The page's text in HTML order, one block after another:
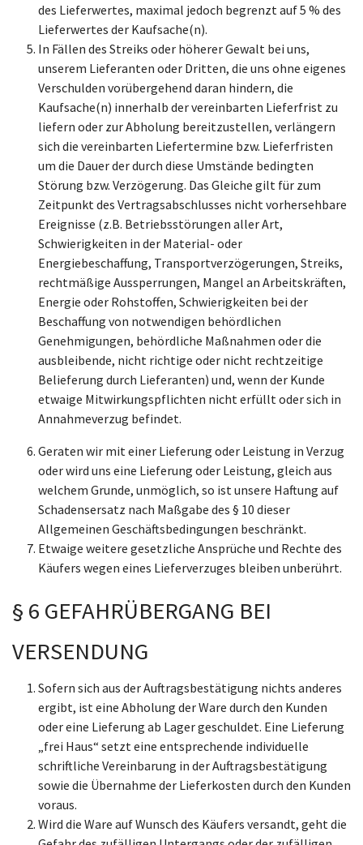
des Lieferwertes, maximal jedoch begrenzt auf 5 % des
Lieferwertes der Kaufsache(n).
In Fällen des Streiks oder höherer Gewalt bei uns,
unserem Lieferanten oder Dritten, die uns ohne eigenes
Verschulden vorübergehend daran hindern, die
Kaufsache(n) innerhalb der vereinbarten Lieferfrist zu
liefern oder zur Abholung bereitzustellen, verlängern
sich die vereinbarten Liefertermine bzw. Lieferfristen
um die Dauer der durch diese Umstände bedingten
Störung bzw. Verzögerung. Das Gleiche gilt für zum
Zeitpunkt des Vertragsabschlusses nicht vorhersehbare
Ereignisse (z.B. Betriebsstörungen aller Art,
Schwierigkeiten in der Material- oder
Energiebeschaffung, Transportverzögerungen, Streiks,
rechtmäßige Aussperrungen, Mangel an Arbeitskräften,
Energie oder Rohstoffen, Schwierigkeiten bei der
Beschaffung von notwendigen behördlichen
Genehmigungen, behördliche Maßnahmen oder die
ausbleibende, nicht richtige oder nicht rechtzeitige
Belieferung durch Lieferanten) und, wenn der Kunde
etwaige Mitwirkungspflichten nicht erfüllt oder sich in
Annahmeverzug befindet.
Geraten wir mit einer Lieferung oder Leistung in Verzug
oder wird uns eine Lieferung oder Leistung, gleich aus
welchem Grunde, unmöglich, so ist unsere Haftung auf
Schadensersatz nach Maßgabe des § 10 dieser
Allgemeinen Geschäftsbedingungen beschränkt.
Etwaige weitere gesetzliche Ansprüche und Rechte des
Käufers wegen eines Lieferverzuges bleiben unberührt.
§ 6 GEFAHRÜBERGANG BEI
VERSENDUNG
Sofern sich aus der Auftragsbestätigung nichts anderes
ergibt, ist eine Abholung der Ware durch den Kunden
oder eine Lieferung ab Lager geschuldet. Eine Lieferung
„frei Haus“ setzt eine entsprechende individuelle
schriftliche Vereinbarung in der Auftragsbestätigung
sowie die Übernahme der Lieferkosten durch den Kunden
voraus.
Wird die Ware auf Wunsch des Käufers versandt, geht die